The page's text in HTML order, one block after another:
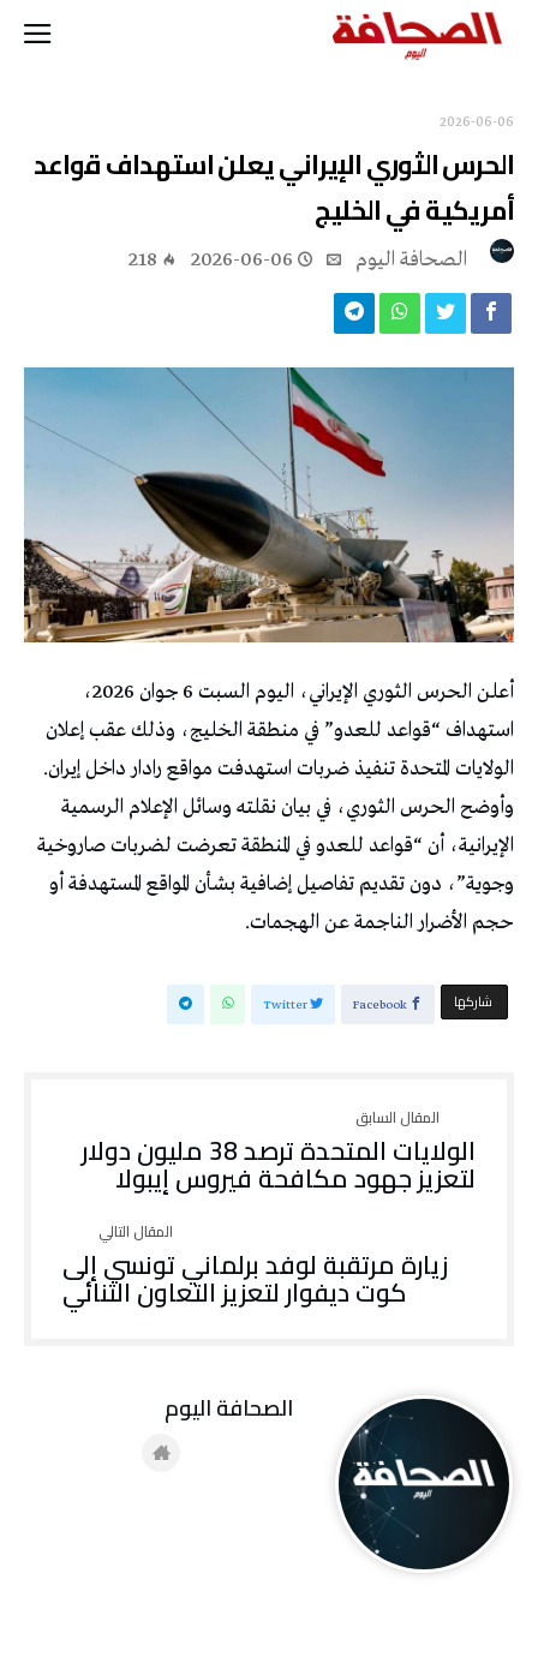
2026-06-06
الحرس الثوري الإيراني يعلن استهداف قواعد
أمريكية في الخليج
2026-06-06
218
أعلن الحرس الثوري الإيراني، اليوم السبت 6 جوان 2026،
استهداف “قواعد للعدو” في منطقة الخليج، وذلك عقب إعلان
الولايات المتحدة تنفيذ ضربات استهدفت مواقع رادار داخل إيران.
وأوضح الحرس الثوري، في بيان نقلته وسائل الإعلام الرسمية
الإيرانية، أن “قواعد للعدو في المنطقة تعرضت لضربات صاروخية
وجوية”، دون تقديم تفاصيل إضافية بشأن المواقع المستهدفة أو
حجم الأضرار الناجمة عن الهجمات.
‫‫ شاركها‬ Facebook
Twitter
الولايات المتحدة ترصد 38 مليون دولار
لتعزيز جهود مكافحة فيروس إيبولا
زيارة مرتقبة لوفد برلماني تونسي إلى
كوت ديفوار لتعزيز التعاون الثنائي